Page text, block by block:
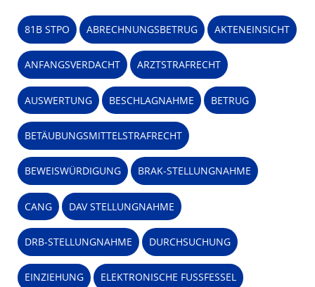
81B STPO ABRECHNUNGSBETRUG AKTENEINSICHT
ANFANGSVERDACHT ARZTSTRAFRECHT
AUSWERTUNG BESCHLAGNAHME BETRUG
BETÄUBUNGSMITTELSTRAFRECHT
BEWEISWÜRDIGUNG BRAK-STELLUNGNAHME
CANG DAV STELLUNGNAHME
DRB-STELLUNGNAHME DURCHSUCHUNG
EINZIEHUNG ELEKTRONISCHE FUSSFESSEL